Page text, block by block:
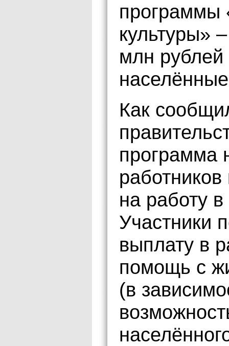
программы
культуры»
млн рублей
Как
программа
на работу
Участники
выплату в
помощь с
(в